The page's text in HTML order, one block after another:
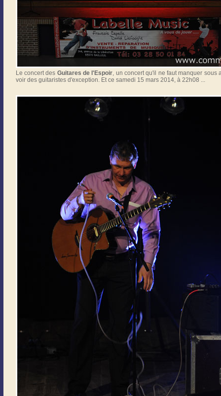
Le concert des Guitares de l'Espoir , un concert qu'il ne faut manquer
voir des guitaristes d'exception. Et ce samedi 15 mars 2014, à 22h08 ...